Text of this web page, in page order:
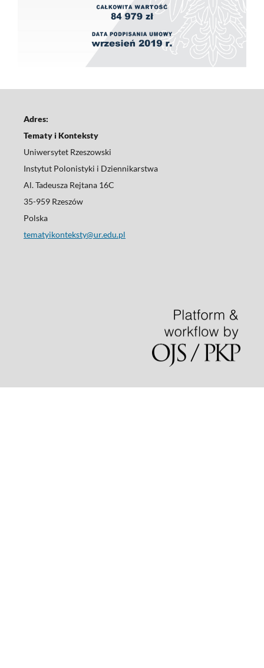
Adres:
Tematy i Konteksty
Uniwersytet Rzeszowski
Instytut Polonistyki i Dziennikarstwa
Al. Tadeusza Rejtana 16C
35-959 Rzeszów
Polska
tematyikonteksty@ur.edu.pl